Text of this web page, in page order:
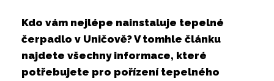
Kdo vám nejlépe nainstaluje tepelné
čerpadlo v Uničově? V tomhle článku
najdete všechny informace, které
potřebujete pro pořízení tepelného